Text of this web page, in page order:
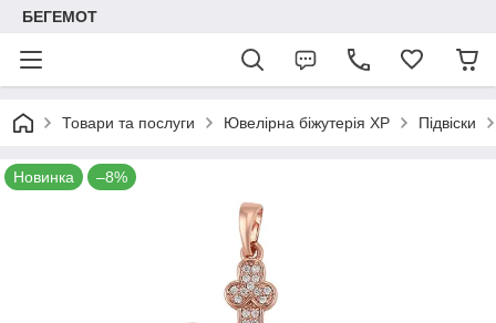
БЕГЕМОТ
Товари та послуги Ювелірна біжутерія XP Підвіски
Новинка –8%